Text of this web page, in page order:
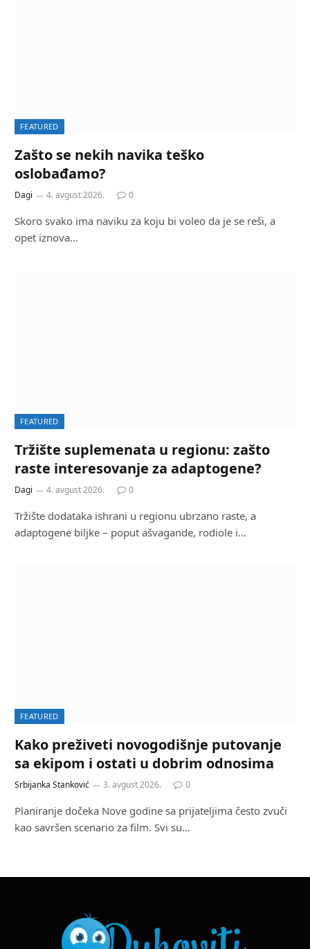
FEATURED
Zašto se nekih navika teško
oslobađamo?
Dagi 4. avgust 2026. 0
Skoro svako ima naviku za koju bi voleo da je se reši, a
opet iznova…
FEATURED
Tržište suplemenata u regionu: zašto
raste interesovanje za adaptogene?
Dagi 4. avgust 2026. 0
Tržište dodataka ishrani u regionu ubrzano raste, a
adaptogene biljke – poput ašvagande, rodiole i…
FEATURED
Kako preživeti novogodišnje putovanje
sa ekipom i ostati u dobrim odnosima
Srbijanka Stanković 3. avgust 2026. 0
Planiranje dočeka Nove godine sa prijateljima često zvuči
kao savršen scenario za film. Svi su…